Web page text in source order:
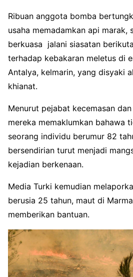
Ribuan anggota bomba
usaha memadamkan api marak,
berkuasa jalani siasatan
terhadap kebakaran meletus di
Antalya, kelmarin, yang disyaki
khianat.
Menurut pejabat kecemasan
mereka memaklumkan bahawa
seorang individu berumur 82
bersendirian turut menjadi
kejadian berkenaan.
Media Turki kemudian
berusia 25 tahun, maut di
memberikan bantuan.